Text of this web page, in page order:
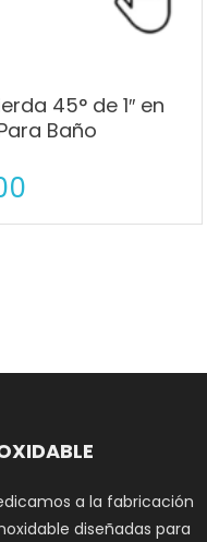
45° de 1″ en
Baño
a la fabricación
diseñadas para